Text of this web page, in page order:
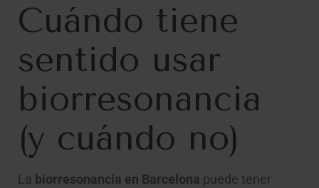
Cuándo tiene
sentido usar
biorresonancia
(y cuándo no)
La biorresonancia en Barcelona puede tener